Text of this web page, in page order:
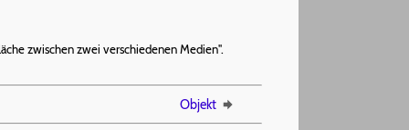
zwischen zwei verschiedenen Medien".
Objekt